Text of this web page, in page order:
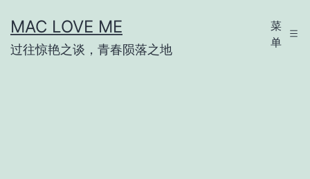
至
内
MAC LOVE ME
过往惊艳之谈，青春陨落之地
菜
单